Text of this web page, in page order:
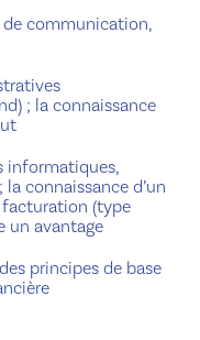
de communication,
; la connaissance
informatiques,
connaissance d’un
(type
un avantage
principes de base